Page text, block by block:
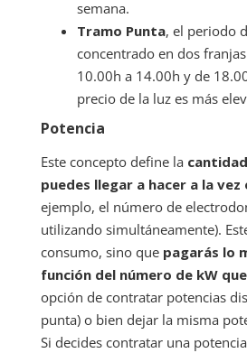
semana.
Tramo Punta, el periodo
concentrado en dos
10.00h a 14.00h y de
precio de la luz es más
Potencia
Este concepto define la
puedes llegar a hacer a la
ejemplo, el número de
utilizando simultáneamente).
consumo, sino que pagarás lo
función del número de kW
opción de contratar potencias
punta) o bien dejar la misma
Si decides contratar una